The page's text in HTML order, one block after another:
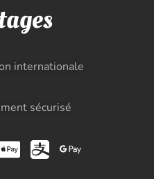
internationale
sécurisé